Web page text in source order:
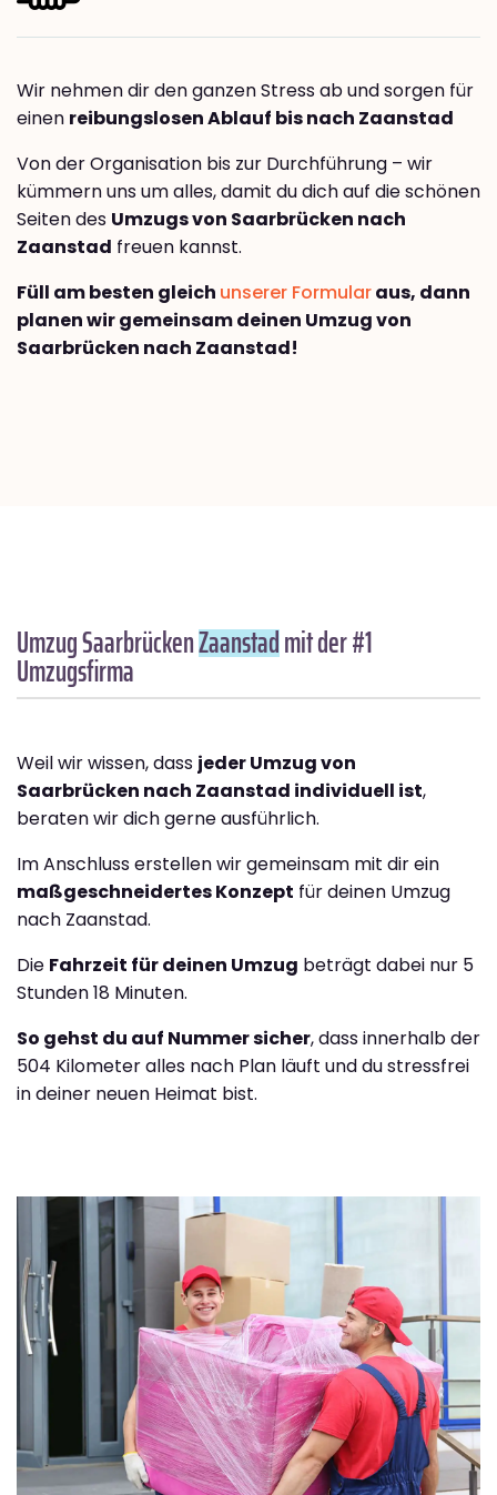
Wir nehmen dir den ganzen Stress ab und sorgen für
einen reibungslosen Ablauf bis nach Zaanstad
Von der Organisation bis zur Durchführung – wir
kümmern uns um alles, damit du dich auf die schönen
Seiten des Umzugs von Saarbrücken nach
Zaanstad freuen kannst.
Füll am besten gleich unserer Formularaus, dann
planen wir gemeinsam deinen Umzug von
Saarbrücken nach Zaanstad!
Umzug SaarbrückenZaanstadmit der #1
Umzugsfirma
Weil wir wissen, dass jeder Umzug von
Saarbrücken nach Zaanstad individuell ist,
beraten wir dich gerne ausführlich.
Im Anschluss erstellen wir gemeinsam mit dir ein
maßgeschneidertes Konzept für deinen Umzug
nach Zaanstad.
Die Fahrzeit für deinen Umzug beträgt dabei nur 5
Stunden 18 Minuten.
So gehst du auf Nummer sicher, dass innerhalb der
504 Kilometer alles nach Plan läuft und du stressfrei
in deiner neuen Heimat bist.